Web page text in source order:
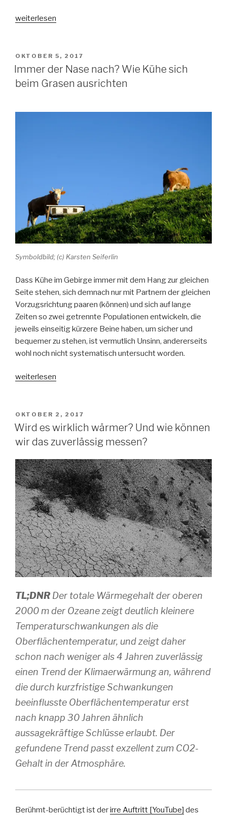
„Ganz
Bigelow’s
BEAM
ISS
weiterlesen
VERÖFFENTLICHT
AM
OKTOBER 5, 2017
Immer der Nase nach? Wie Kühe sich
beim Grasen ausrichten
Symboldbild; (c) Karsten Seiferlin
Dass Kühe im Gebirge immer mit dem Hang zur gleichen
Seite stehen, sich demnach nur mit Partnern der gleichen
Vorzugsrichtung paaren (können) und sich auf lange
Zeiten so zwei getrennte Populationen entwickeln, die
jeweils einseitig kürzere Beine haben, um sicher und
bequemer zu stehen, ist vermutlich Unsinn, andererseits
wohl noch nicht systematisch untersucht worden.
„Immer
nach?
Wie
Kühe
beim
Grasen
ausrichten“
weiterlesen
VERÖFFENTLICHT
AM
OKTOBER 2, 2017
Wird es wirklich wärmer? Und wie können
wir das zuverlässig messen?
TL;DNRDer totale Wärmegehalt der oberen
2000 m der Ozeane zeigt deutlich kleinere
Temperaturschwankungen als die
Oberflächentemperatur, und zeigt daher
schon nach weniger als 4 Jahren zuverlässig
einen Trend der Klimaerwärmung an, während
die durch kurzfristige Schwankungen
beeinflusste Oberflächentemperatur erst
nach knapp 30 Jahren ähnlich
aussagekräftige Schlüsse erlaubt. Der
gefundene Trend passt exzellent zum CO2-
Gehalt in der Atmosphäre.
Berühmt-berüchtigt ist derirre Auftritt [YouTube] des